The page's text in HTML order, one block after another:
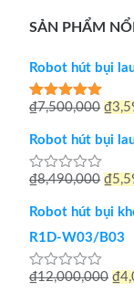
SẢN PHẨM
Robot hút bụi
Được xếp
5 sao
₫7,500,000 Giá
gốc
₫
Robot hút bụi
Được
hạng
5
sao
₫8,490,000 Giá
gốc
là:
₫
Robot hút bụi
R1D-W03/B03
Được
₫12,000,000 Giá
₫